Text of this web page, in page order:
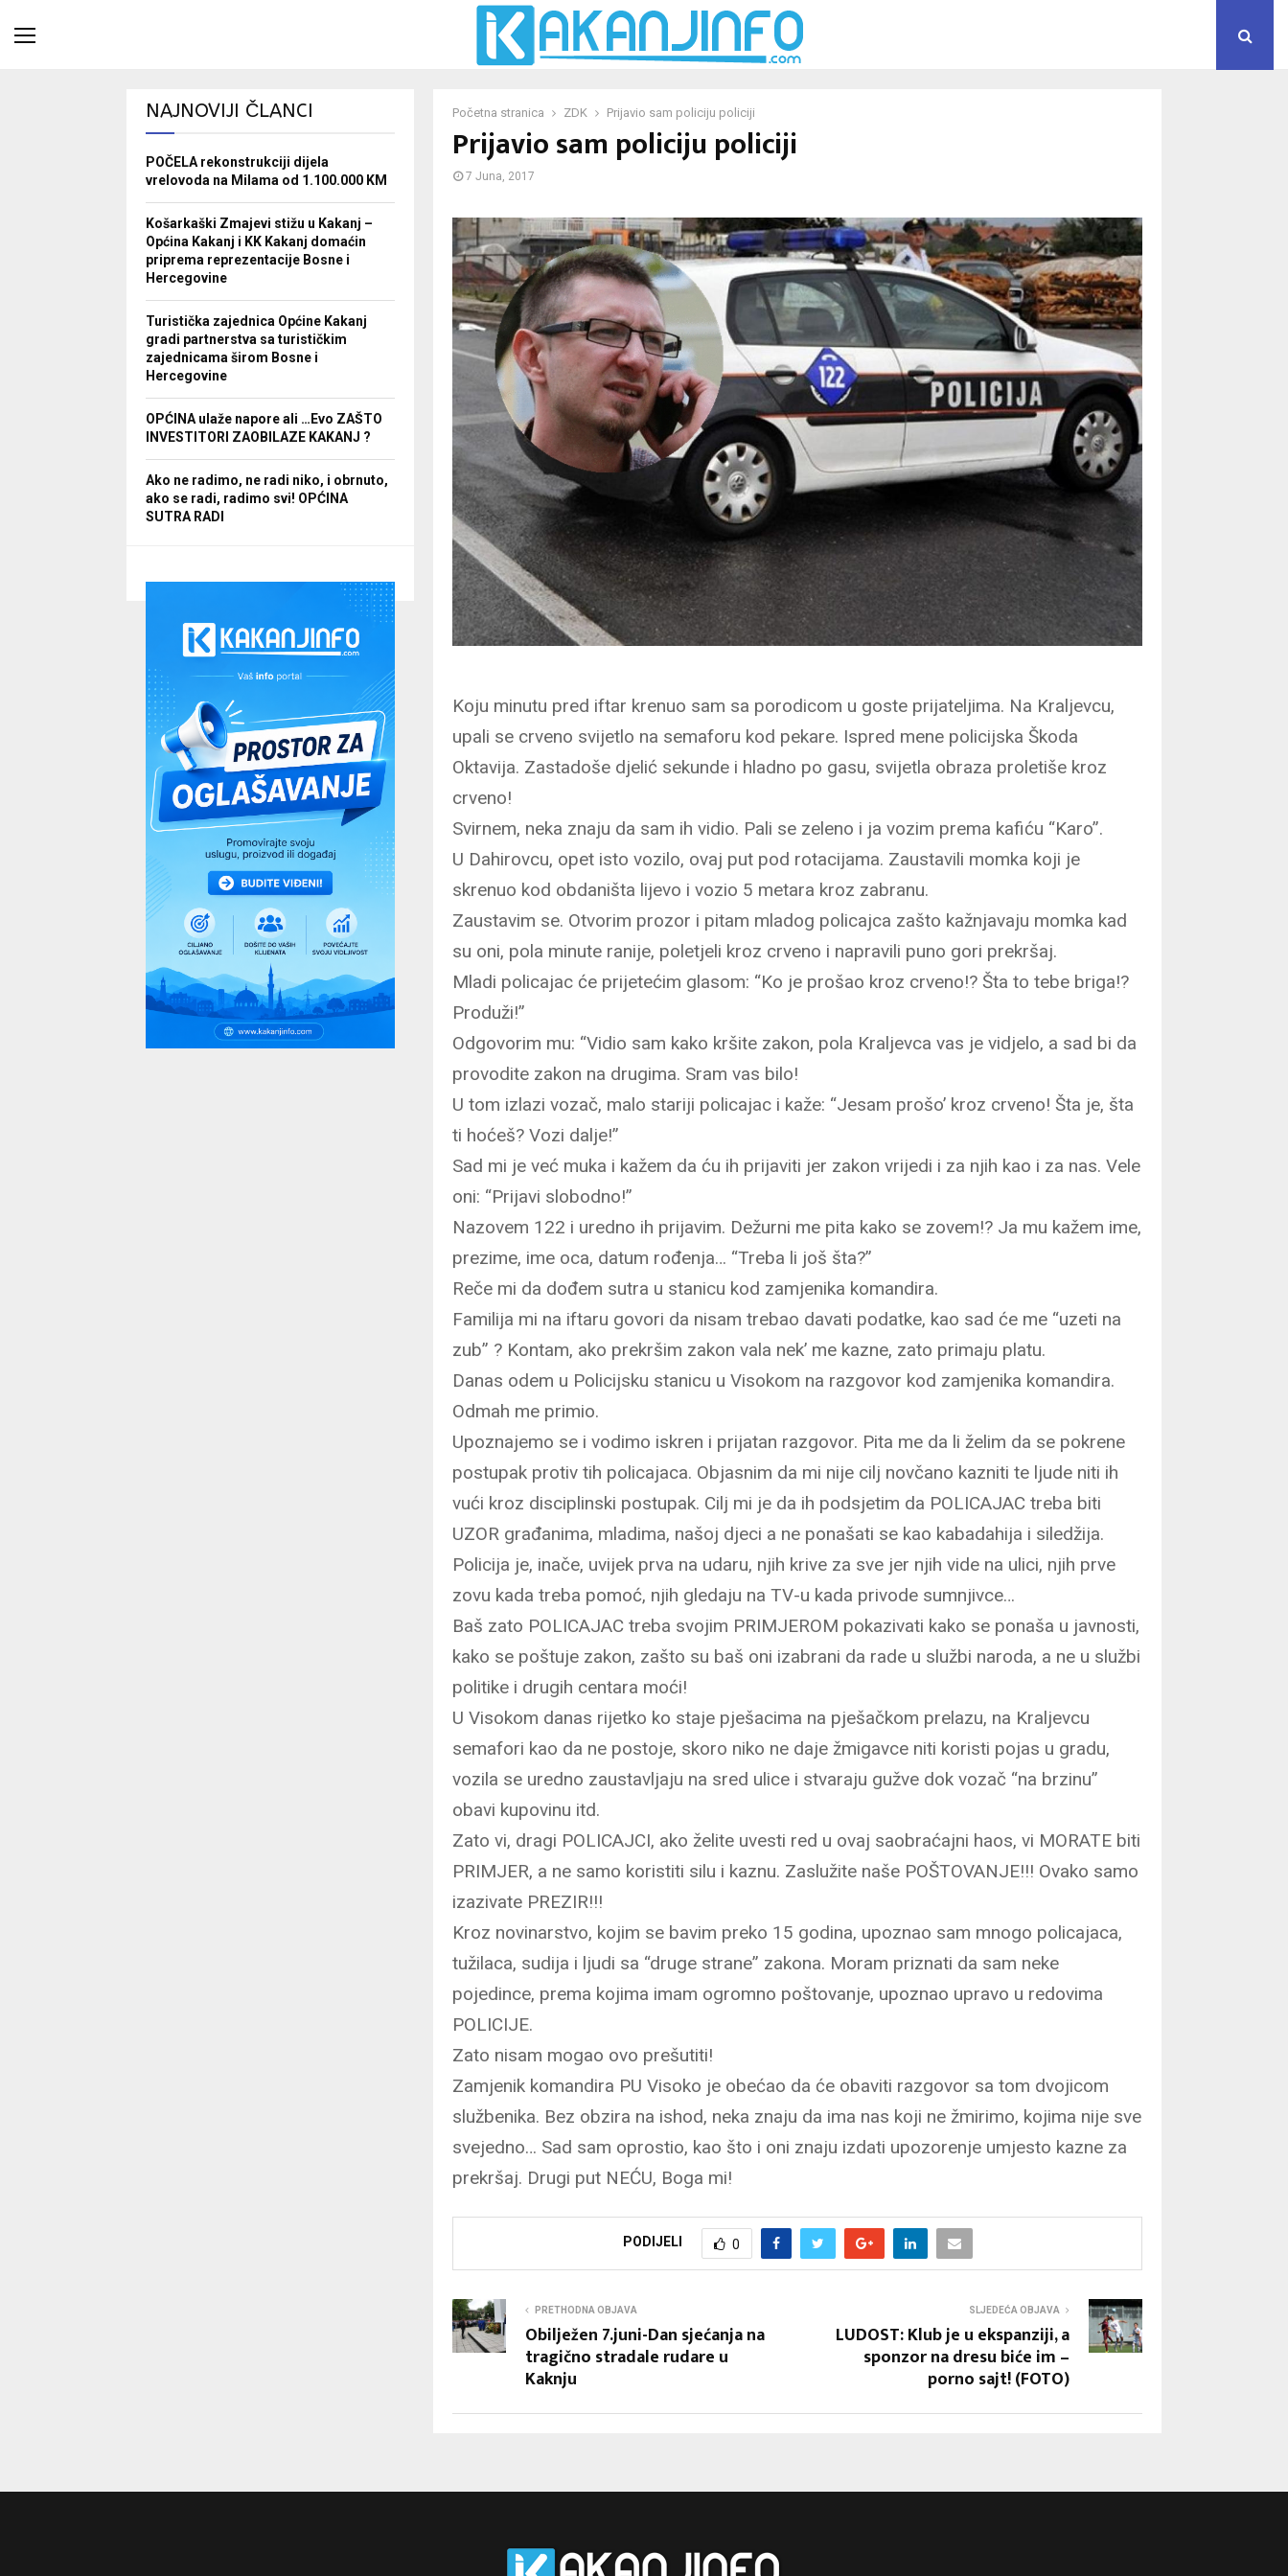
Početna stranica ZDK Prijavio sam policiju policiji
Prijavio sam policiju policiji
7 Juna, 2017
Koju minutu pred iftar krenuo sam sa porodicom u goste prijateljima. Na Kraljevcu,
upali se crveno svijetlo na semaforu kod pekare. Ispred mene policijska Škoda
Oktavija. Zastadoše djelić sekunde i hladno po gasu, svijetla obraza proletiše kroz
crveno!
Svirnem, neka znaju da sam ih vidio. Pali se zeleno i ja vozim prema kafiću “Karo”.
U Dahirovcu, opet isto vozilo, ovaj put pod rotacijama. Zaustavili momka koji je
skrenuo kod obdaništa lijevo i vozio 5 metara kroz zabranu.
Zaustavim se. Otvorim prozor i pitam mladog policajca zašto kažnjavaju momka kad
su oni, pola minute ranije, poletjeli kroz crveno i napravili puno gori prekršaj.
Mladi policajac će prijetećim glasom: “Ko je prošao kroz crveno!? Šta to tebe briga!?
Produži!”
Odgovorim mu: “Vidio sam kako kršite zakon, pola Kraljevca vas je vidjelo, a sad bi da
provodite zakon na drugima. Sram vas bilo!
U tom izlazi vozač, malo stariji policajac i kaže: “Jesam prošo’ kroz crveno! Šta je, šta
ti hoćeš? Vozi dalje!”
Sad mi je već muka i kažem da ću ih prijaviti jer zakon vrijedi i za njih kao i za nas. Vele
oni: “Prijavi slobodno!”
Nazovem 122 i uredno ih prijavim. Dežurni me pita kako se zovem!? Ja mu kažem ime,
prezime, ime oca, datum rođenja… “Treba li još šta?”
Reče mi da dođem sutra u stanicu kod zamjenika komandira.
Familija mi na iftaru govori da nisam trebao davati podatke, kao sad će me “uzeti na
zub” ? Kontam, ako prekršim zakon vala nek’ me kazne, zato primaju platu.
Danas odem u Policijsku stanicu u Visokom na razgovor kod zamjenika komandira.
Odmah me primio.
Upoznajemo se i vodimo iskren i prijatan razgovor. Pita me da li želim da se pokrene
postupak protiv tih policajaca. Objasnim da mi nije cilj novčano kazniti te ljude niti ih
vući kroz disciplinski postupak. Cilj mi je da ih podsjetim da POLICAJAC treba biti
UZOR građanima, mladima, našoj djeci a ne ponašati se kao kabadahija i siledžija.
Policija je, inače, uvijek prva na udaru, njih krive za sve jer njih vide na ulici, njih prve
zovu kada treba pomoć, njih gledaju na TV-u kada privode sumnjivce…
Baš zato POLICAJAC treba svojim PRIMJEROM pokazivati kako se ponaša u javnosti,
kako se poštuje zakon, zašto su baš oni izabrani da rade u službi naroda, a ne u službi
politike i drugih centara moći!
U Visokom danas rijetko ko staje pješacima na pješačkom prelazu, na Kraljevcu
semafori kao da ne postoje, skoro niko ne daje žmigavce niti koristi pojas u gradu,
vozila se uredno zaustavljaju na sred ulice i stvaraju gužve dok vozač “na brzinu”
obavi kupovinu itd.
Zato vi, dragi POLICAJCI, ako želite uvesti red u ovaj saobraćajni haos, vi MORATE biti
PRIMJER, a ne samo koristiti silu i kaznu. Zaslužite naše POŠTOVANJE!!! Ovako samo
izazivate PREZIR!!!
Kroz novinarstvo, kojim se bavim preko 15 godina, upoznao sam mnogo policajaca,
tužilaca, sudija i ljudi sa “druge strane” zakona. Moram priznati da sam neke
pojedince, prema kojima imam ogromno poštovanje, upoznao upravo u redovima
POLICIJE.
Zato nisam mogao ovo prešutiti!
Zamjenik komandira PU Visoko je obećao da će obaviti razgovor sa tom dvojicom
službenika. Bez obzira na ishod, neka znaju da ima nas koji ne žmirimo, kojima nije sve
svejedno… Sad sam oprostio, kao što i oni znaju izdati upozorenje umjesto kazne za
prekršaj. Drugi put NEĆU, Boga mi!
PODIJELI 0
PRETHODNA OBJAVA
Obilježen 7.juni-Dan sjećanja na
tragično stradale rudare u
Kaknju
SLJEDEĆA OBJAVA
LUDOST: Klub je u ekspanziji, a
sponzor na dresu biće im –
porno sajt! (FOTO)
NAJNOVIJI ČLANCI
POČELA rekonstrukciji dijela
vrelovoda na Milama od 1.100.000 KM
Košarkaški Zmajevi stižu u Kakanj –
Općina Kakanj i KK Kakanj domaćin
priprema reprezentacije Bosne i
Hercegovine
Turistička zajednica Općine Kakanj
gradi partnerstva sa turističkim
zajednicama širom Bosne i
Hercegovine
OPĆINA ulaže napore ali …Evo ZAŠTO
INVESTITORI ZAOBILAZE KAKANJ ?
Ako ne radimo, ne radi niko, i obrnuto,
ako se radi, radimo svi! OPĆINA
SUTRA RADI